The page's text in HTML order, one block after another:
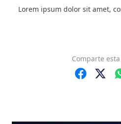
Lorem ipsum dolor sit amet,
Comparte